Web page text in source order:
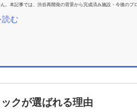
。本記事では、渋谷再開発の背景から完成済み施設・今後の
む
クが選ばれる理由